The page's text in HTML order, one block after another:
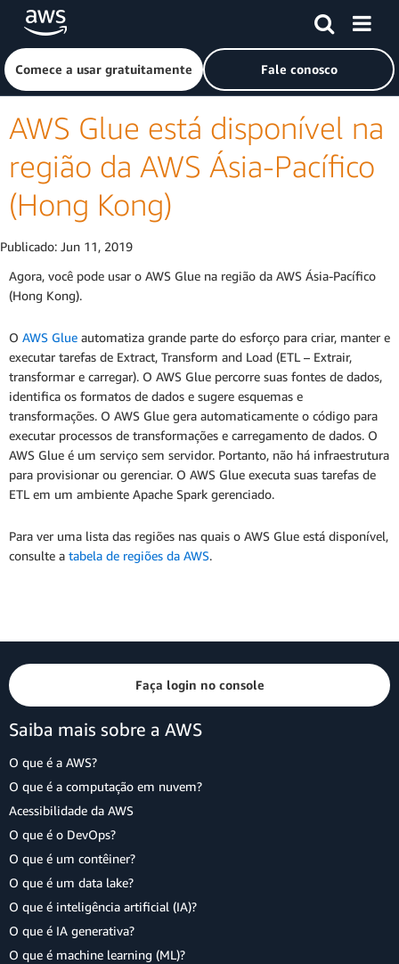
Pular para o conteúdo principal
Clique aqui para voltar à página inicial da Amazon Web
Comece a usar gratuitamente Fale conosco
AWS Glue está disponível na
região da AWS Ásia-Pacífico
(Hong Kong)
Publicado: Jun 11, 2019
Agora, você pode usar o AWS Glue na região da AWS Ásia-Pacífico
(Hong Kong).
O AWS Glue automatiza grande parte do esforço para criar, manter e
executar tarefas de Extract, Transform and Load (ETL – Extrair,
transformar e carregar). O AWS Glue percorre suas fontes de dados,
identifica os formatos de dados e sugere esquemas e
transformações. O AWS Glue gera automaticamente o código para
executar processos de transformações e carregamento de dados. O
AWS Glue é um serviço sem servidor. Portanto, não há infraestrutura
para provisionar ou gerenciar. O AWS Glue executa suas tarefas de
ETL em um ambiente Apache Spark gerenciado.
Para ver uma lista das regiões nas quais o AWS Glue está disponível,
consulte a tabela de regiões da AWS.
Faça login no console
Saiba mais sobre a AWS
O que é a AWS?
O que é a computação em nuvem?
Acessibilidade da AWS
O que é o DevOps?
O que é um contêiner?
O que é um data lake?
O que é inteligência artificial (IA)?
O que é IA generativa?
O que é machine learning (ML)?